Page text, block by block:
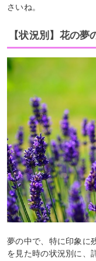
さいね。
【状況別】花の夢
夢の中で、特に印象に
を見た時の状況別に、